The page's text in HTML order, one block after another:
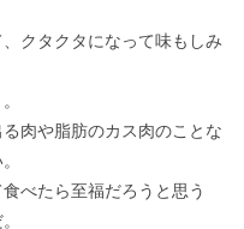
クタクタになって味もしみ
肉や脂肪のカス肉のことな
べたら至福だろうと思う